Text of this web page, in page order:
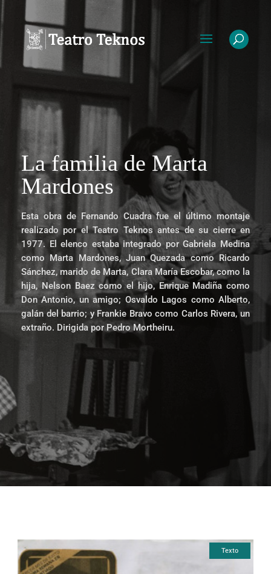
La familia de Marta
Mardones
Esta obra de Fernando Cuadra fue el último montaje
realizado por el Teatro Teknos antes de su cierre en
1977. El elenco estaba integrado por Gabriela Medina
como Marta Mardones, Juan Quezada como Ricardo
Sánchez, marido de Marta, Clara María Escobar, como la
hija, Nelson Baez como el hijo, Enrique Madiña como
Don Antonio, un amigo; Osvaldo Lagos como Alberto,
galán del barrio; y Frankie Bravo como Carlos Rivera, un
extraño. Dirigida por Pedro Mortheiru.
Texto